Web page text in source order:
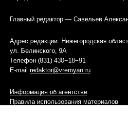
Главный редактор — Савельев
Адрес редакции: Нижегородская
ул. Белинского, 9А
Телефон (831) 430−18−91
E-mail redaktor@vremyan.ru
Информация об агентстве
Правила использования материалов